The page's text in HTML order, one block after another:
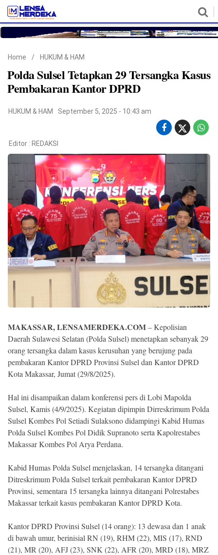
Copyright
Lensa
Merdeka
Home / HUKUM & HAM
Polda Sulsel Tetapkan 29 Tersangka Kasus
Pembakaran Kantor DPRD
HUKUM & HAM September 5, 2025 - 10:43 am
Editor : REDAKSI
MAKASSAR, LENSAMERDEKA.COM– Kepolisian
Daerah Sulawesi Selatan (Polda Sulsel) menetapkan sebanyak 29
orang tersangka dalam kasus kerusuhan yang berujung pada
pembakaran Kantor DPRD Provinsi Sulsel dan Kantor DPRD
Kota Makassar, Jumat (29/8/2025).
Hal ini disampaikan dalam konferensi pers di Lobi Mapolda
Sulsel, Kamis (4/9/2025). Kegiatan dipimpin Dirreskrimum Polda
Sulsel Kombes Pol Setiadi Sulaksono didampingi Kabid Humas
Polda Sulsel Kombes Pol Didik Supranoto serta Kapolrestabes
Makassar Kombes Pol Arya Perdana.
Kabid Humas Polda Sulsel menjelaskan, 14 tersangka ditangani
Ditreskrimum Polda Sulsel terkait pembakaran Kantor DPRD
Provinsi, sementara 15 tersangka lainnya ditangani Polrestabes
Makassar terkait kasus pembakaran Kantor DPRD Kota.
Kantor DPRD Provinsi Sulsel (14 orang): 13 dewasa dan 1 anak
di bawah umur, berinisial RN (19), RHM (22), MIS (17), RND
(21), MR (20), AFJ (23), SNK (22), AFR (20), MRD (18), MRZ